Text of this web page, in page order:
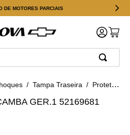
DE MOTORES PARCIAIS
Tampa Traseira Protetor de Caçamba Ger.1 52169681
GER.1 52169681